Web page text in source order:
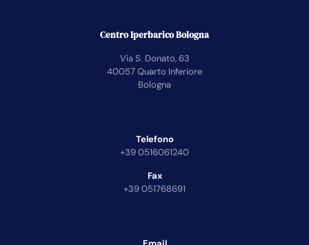
Centro Iperbarico Bologna
Via S. Donato, 63
40057 Quarto Inferiore
Bologna
Telefono
+39 0516061240
Fax
+39 051768691